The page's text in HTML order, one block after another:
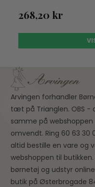
268,20 kr
Arvingen forhandler
tæt på Trianglen. OBS -
samme på
omvendt. Ring 60 63 30
altid bestille en vare og
webshoppen til
børnetøj og udstyr
butik på Østerbrogade